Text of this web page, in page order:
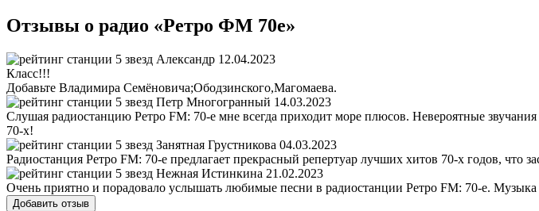
Отзывы о радио «Ретро ФМ 70е»
Александр 12.04.2023
Класс!!!
Добавьте Владимира Семёновича;Ободзинского,Магомаева.
Петр Многогранный 14.03.2023
Слушая радиостанцию Ретро FM: 70-е мне всегда приходит море плюсов. Невероятные
70-х!
Занятная Грустникова 04.03.2023
Радиостанция Ретро FM: 70-е предлагает прекрасный репертуар лучших хитов 70-х годов, что
Нежная Истинкина 21.02.2023
Очень приятно и порадовало услышать любимые песни в радиостанции Ретро FM: 70-е.
Добавить отзыв